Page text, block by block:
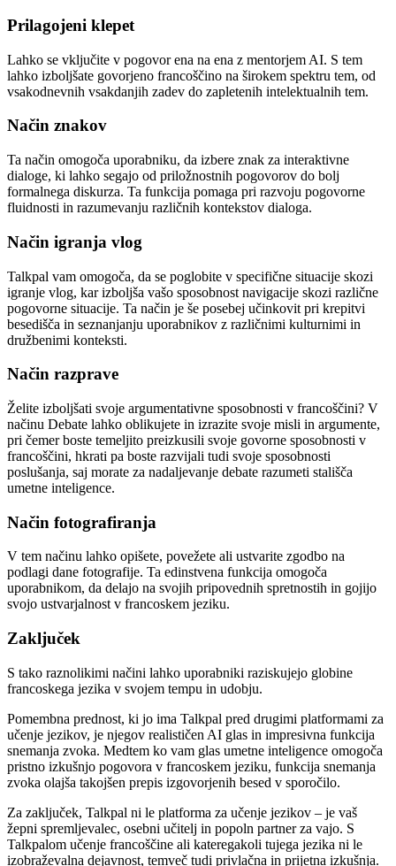
Prilagojeni klepet
Lahko se vključite v pogovor ena na ena z mentorjem AI. S tem
lahko izboljšate govorjeno francoščino na širokem spektru tem, od
vsakodnevnih vsakdanjih zadev do zapletenih intelektualnih tem.
Način znakov
Ta način omogoča uporabniku, da izbere znak za interaktivne
dialoge, ki lahko segajo od priložnostnih pogovorov do bolj
formalnega diskurza. Ta funkcija pomaga pri razvoju pogovorne
fluidnosti in razumevanju različnih kontekstov dialoga.
Način igranja vlog
Talkpal vam omogoča, da se poglobite v specifične situacije skozi
igranje vlog, kar izboljša vašo sposobnost navigacije skozi različne
pogovorne situacije. Ta način je še posebej učinkovit pri krepitvi
besedišča in seznanjanju uporabnikov z različnimi kulturnimi in
družbenimi konteksti.
Način razprave
Želite izboljšati svoje argumentativne sposobnosti v francoščini? V
načinu Debate lahko oblikujete in izrazite svoje misli in argumente,
pri čemer boste temeljito preizkusili svoje govorne sposobnosti v
francoščini, hkrati pa boste razvijali tudi svoje sposobnosti
poslušanja, saj morate za nadaljevanje debate razumeti stališča
umetne inteligence.
Način fotografiranja
V tem načinu lahko opišete, povežete ali ustvarite zgodbo na
podlagi dane fotografije. Ta edinstvena funkcija omogoča
uporabnikom, da delajo na svojih pripovednih spretnostih in gojijo
svojo ustvarjalnost v francoskem jeziku.
Zaključek
S tako raznolikimi načini lahko uporabniki raziskujejo globine
francoskega jezika v svojem tempu in udobju.
Pomembna prednost, ki jo ima Talkpal pred drugimi platformami za
učenje jezikov, je njegov realističen AI glas in impresivna funkcija
snemanja zvoka. Medtem ko vam glas umetne inteligence omogoča
pristno izkušnjo pogovora v francoskem jeziku, funkcija snemanja
zvoka olajša takojšen prepis izgovorjenih besed v sporočilo.
Za zaključek, Talkpal ni le platforma za učenje jezikov – je vaš
žepni spremljevalec, osebni učitelj in popoln partner za vajo. S
Talkpalom učenje francoščine ali kateregakoli tujega jezika ni le
izobraževalna dejavnost, temveč tudi privlačna in prijetna izkušnja.